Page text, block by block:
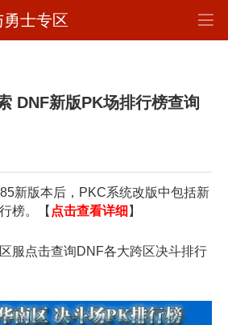
士专区
test > 正文
DNF新版PK场排行榜查询
版本后，PKC系统改版中包括新
榜。【 点击查看详细 】
点击查询DNF各大跨区决斗排行